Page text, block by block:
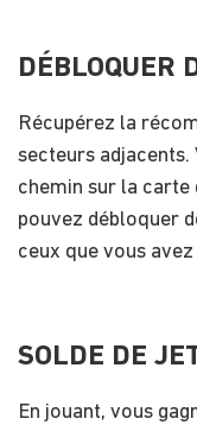
DÉBLOQUER
Récupérez la
secteurs
chemin sur la carte
pouvez débloquer
ceux que vous
SOLDE DE
En jouant, vous